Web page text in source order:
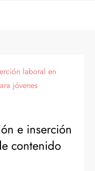
e inserción
contenido